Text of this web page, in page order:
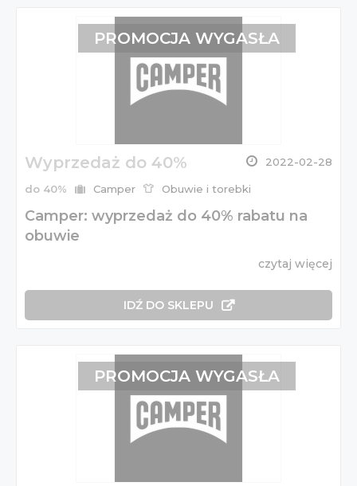
Wyprzedaż do 40% 2022-02-28
do 40% Camper Obuwie i torebki
Camper: wyprzedaż do 40% rabatu na
obuwie
czytaj więcej
IDŹ DO SKLEPU
PROMOCJA WYGASŁA
PROMOCJA WYGASŁA